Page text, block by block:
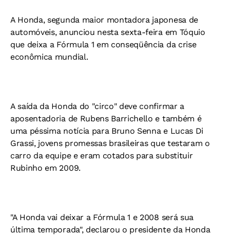
A Honda, segunda maior montadora japonesa de
automóveis, anunciou nesta sexta-feira em Tóquio
que deixa a Fórmula 1 em conseqüência da crise
econômica mundial.
A saída da Honda do "circo" deve confirmar a
aposentadoria de Rubens Barrichello e também é
uma péssima notícia para Bruno Senna e Lucas Di
Grassi, jovens promessas brasileiras que testaram o
carro da equipe e eram cotados para substituir
Rubinho em 2009.
"A Honda vai deixar a Fórmula 1 e 2008 será sua
última temporada", declarou o presidente da Honda